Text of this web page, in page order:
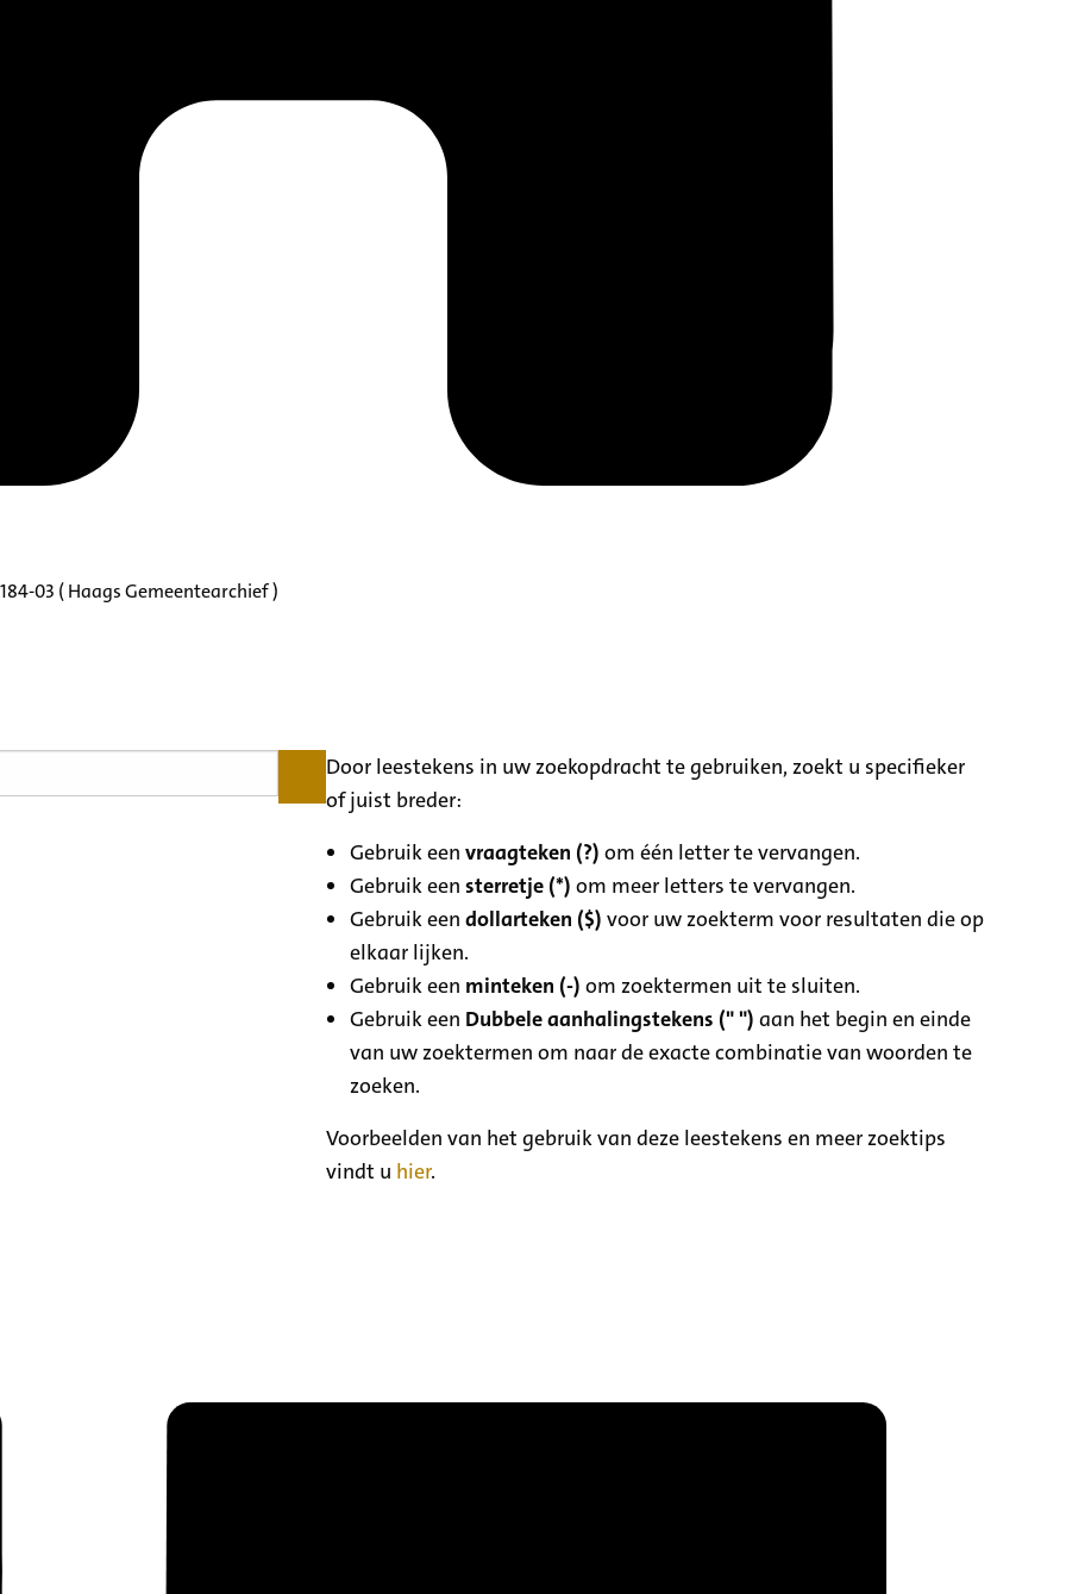
03 ( Haags Gemeentearchief )
Door leestekens in uw zoekopdracht te gebruiken, zoekt u specifieker
of juist breder:
Gebruik eenvraagteken (?) om één letter te vervangen.
Gebruik eensterretje (*) om meer letters te vervangen.
Gebruik eendollarteken ($) voor uw zoekterm voor resultaten die op
elkaar lijken.
Gebruik een minteken (-) om zoektermen uit te sluiten.
Gebruik een Dubbele aanhalingstekens (" ") aan het begin en einde
van uw zoektermen om naar de exacte combinatie van woorden te
zoeken.
Voorbeelden van het gebruik van deze leestekens en meer zoektips
vindt u hier.